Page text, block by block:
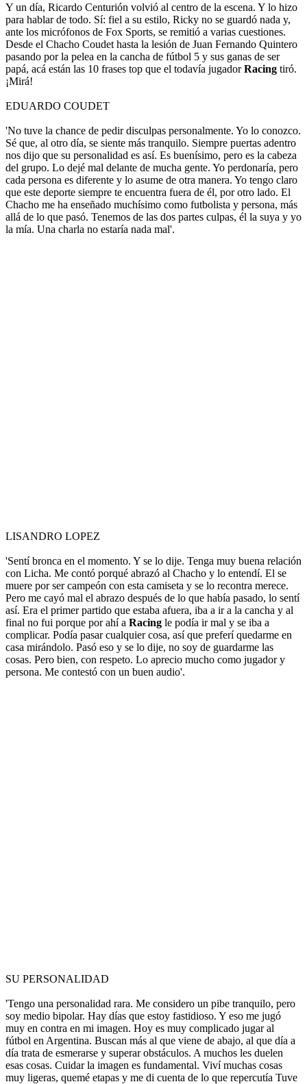
Y un día, Ricardo Centurión volvió al centro de la escena. Y lo hizo
para hablar de todo. Sí: fiel a su estilo, Ricky no se guardó nada y,
ante los micrófonos de Fox Sports, se remitió a varias cuestiones.
Desde el Chacho Coudet hasta la lesión de Juan Fernando Quintero
pasando por la pelea en la cancha de fútbol 5 y sus ganas de ser
papá, acá están las 10 frases top que el todavía jugadorRacing tiró.
¡Mirá!
EDUARDO COUDET
'No tuve la chance de pedir disculpas personalmente. Yo lo conozco.
Sé que, al otro día, se siente más tranquilo. Siempre puertas adentro
nos dijo que su personalidad es así. Es buenísimo, pero es la cabeza
del grupo. Lo dejé mal delante de mucha gente. Yo perdonaría, pero
cada persona es diferente y lo asume de otra manera. Yo tengo claro
que este deporte siempre te encuentra fuera de él, por otro lado. El
Chacho me ha enseñado muchísimo como futbolista y persona, más
allá de lo que pasó. Tenemos de las dos partes culpas, él la suya y yo
la mía. Una charla no estaría nada mal'.
LISANDRO LOPEZ
'Sentí bronca en el momento. Y se lo dije. Tenga muy buena relación
con Licha. Me contó porqué abrazó al Chacho y lo entendí. El se
muere por ser campeón con esta camiseta y se lo recontra merece.
Pero me cayó mal el abrazo después de lo que había pasado, lo sentí
así. Era el primer partido que estaba afuera, iba a ir a la cancha y al
final no fui porque por ahí a Racing le podía ir mal y se iba a
complicar. Podía pasar cualquier cosa, así que preferí quedarme en
casa mirándolo. Pasó eso y se lo dije, no soy de guardarme las
cosas. Pero bien, con respeto. Lo aprecio mucho como jugador y
persona. Me contestó con un buen audio'.
SU PERSONALIDAD
'Tengo una personalidad rara. Me considero un pibe tranquilo, pero
soy medio bipolar. Hay días que estoy fastidioso. Y eso me jugó
muy en contra en mi imagen. Hoy es muy complicado jugar al
fútbol en Argentina. Buscan más al que viene de abajo, al que día a
día trata de esmerarse y superar obstáculos. A muchos les duelen
esas cosas. Cuidar la imagen es fundamental. Viví muchas cosas
muy ligeras, quemé etapas y me di cuenta de lo que repercutía Tuve